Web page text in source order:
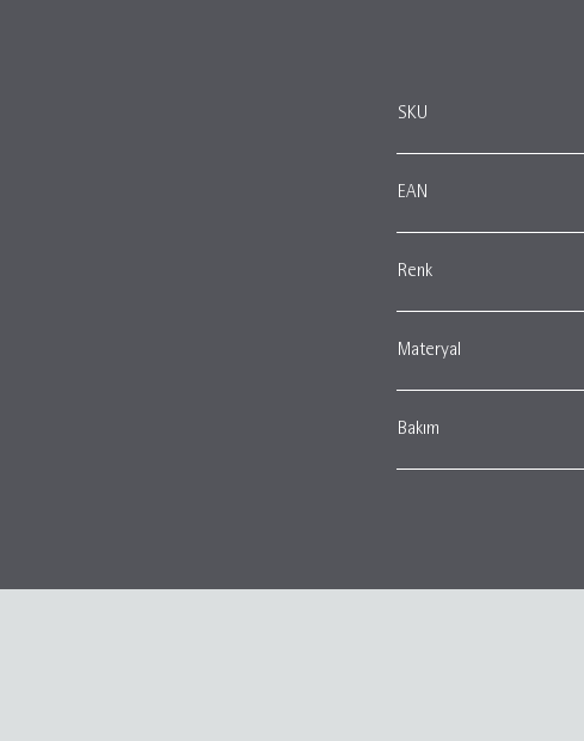
SKU
EAN
Renk
Materyal
Bakım